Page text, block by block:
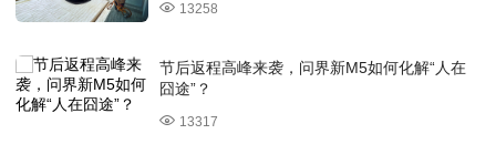
13258
节后返程高峰来袭，问界新M5如何化解“人在
囧途”？
13317